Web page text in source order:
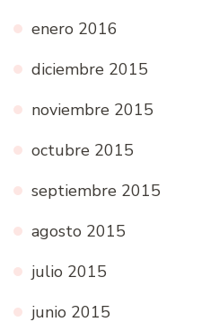
enero 2016
diciembre 2015
noviembre 2015
octubre 2015
septiembre 2015
agosto 2015
julio 2015
junio 2015